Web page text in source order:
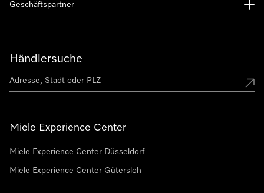
Händlersuche
Miele Experience Center
Miele Experience Center Düsseldorf
Miele Experience Center Gütersloh
Geschäftspartner